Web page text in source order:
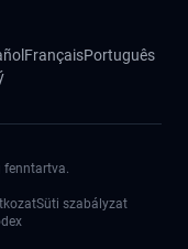
FrançaisPortuguês
fenntartva.
Süti szabályzat